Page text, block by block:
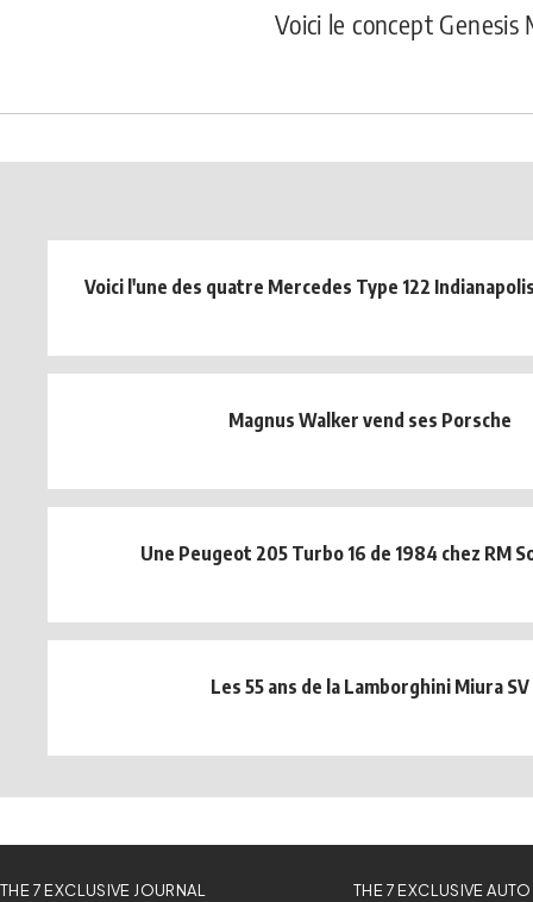
Voici le concept Genesis
Voici l'une des quatre Mercedes Type 122
Magnus Walker vend ses Porsche
Une Peugeot 205 Turbo 16 de 1984 chez RM
Les 55 ans de la Lamborghini Miura SV
THE 7 EXCLUSIVE JOURNAL THE 7 EXCLUSIVE AUTO